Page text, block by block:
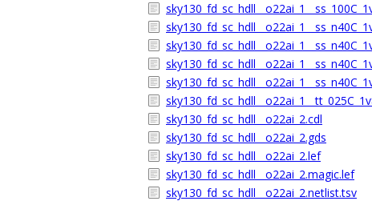
sky130_fd_sc_hdll__o22ai_2.cdl
sky130_fd_sc_hdll__o22ai_2.gds
sky130_fd_sc_hdll__o22ai_2.lef
sky130_fd_sc_hdll__o22ai_2.magic.lef
sky130_fd_sc_hdll__o22ai_2.netlist.tsv